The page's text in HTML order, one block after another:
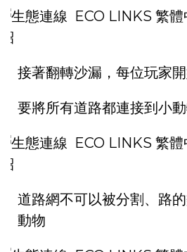
接著翻轉沙漏，每位玩家
要將所有道路都連接到小
道路網不可以被分割、路
動物